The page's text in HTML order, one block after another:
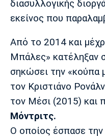
διασυλλογικής
εκείνος που
Από το 2014 και
Μπάλες» κατέληξαν
σηκώσει την «κούπα
τον Κριστιάνο
τον Μέσι (2015) και
Μόντριτς.
Ο οποίος έσπασε την